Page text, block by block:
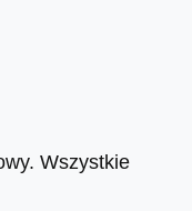
Wszystkie